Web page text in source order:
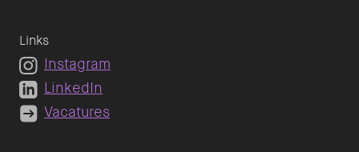
Links
Instagram
LinkedIn
Vacatures